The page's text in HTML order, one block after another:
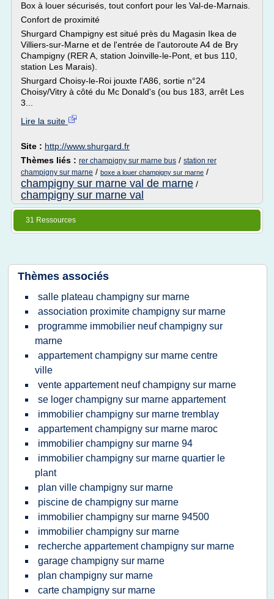
Box à louer sécurisés, tout confort pour les Val-de-Marnais.
Confort de proximité
Shurgard Champigny est situé près du Magasin Ikea de
Villiers-sur-Marne et de l'entrée de l'autoroute A4 de Bry
Champigny (RER A, station Joinville-le-Pont, et bus 110,
station Les Marais).
Shurgard Choisy-le-Roi jouxte l'A86, sortie n°24
Choisy/Vitry à côté du Mc Donald's (ou bus 183, arrêt Les
3...
Lire la suite
Site : http://www.shurgard.fr
Thèmes liés : rer champigny sur marne bus / station rer
champigny sur marne / boxe a louer champigny sur marne /
champigny sur marne val de marne /
champigny sur marne val
31 Ressources
Thèmes associés
salle plateau champigny sur marne
association proximite champigny sur marne
programme immobilier neuf champigny sur
marne
appartement champigny sur marne centre
ville
vente appartement neuf champigny sur marne
se loger champigny sur marne appartement
immobilier champigny sur marne tremblay
appartement champigny sur marne maroc
immobilier champigny sur marne 94
immobilier champigny sur marne quartier le
plant
plan ville champigny sur marne
piscine de champigny sur marne
immobilier champigny sur marne 94500
immobilier champigny sur marne
recherche appartement champigny sur marne
garage champigny sur marne
plan champigny sur marne
carte champigny sur marne